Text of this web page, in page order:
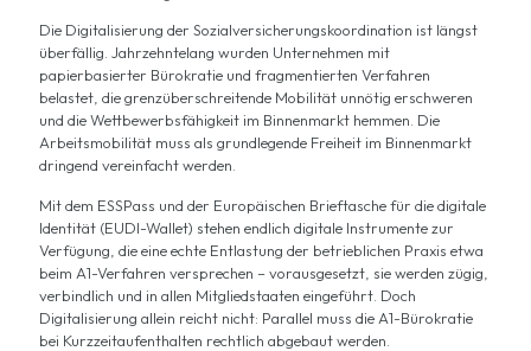
Die Digitalisierung der Sozialversicherungskoordination ist längst
überfällig. Jahrzehntelang wurden Unternehmen mit
papierbasierter Bürokratie und fragmentierten Verfahren
belastet, die grenzüberschreitende Mobilität unnötig erschweren
und die Wettbewerbsfähigkeit im Binnenmarkt hemmen. Die
Arbeitsmobilität muss als grundlegende Freiheit im Binnenmarkt
dringend vereinfacht werden.
Mit dem ESSPass und der Europäischen Brieftasche für die digitale
Identität (EUDI-Wallet) stehen endlich digitale Instrumente zur
Verfügung, die eine echte Entlastung der betrieblichen Praxis etwa
beim A1-Verfahren versprechen – vorausgesetzt, sie werden zügig,
verbindlich und in allen Mitgliedstaaten eingeführt. Doch
Digitalisierung allein reicht nicht: Parallel muss die A1-Bürokratie
bei Kurzzeitaufenthalten rechtlich abgebaut werden.